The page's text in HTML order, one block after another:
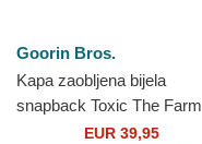
Goorin Bros.
Kapa zaobljena bijela
snapback Toxic The Farm
Goorin Bros.EUR 39,95